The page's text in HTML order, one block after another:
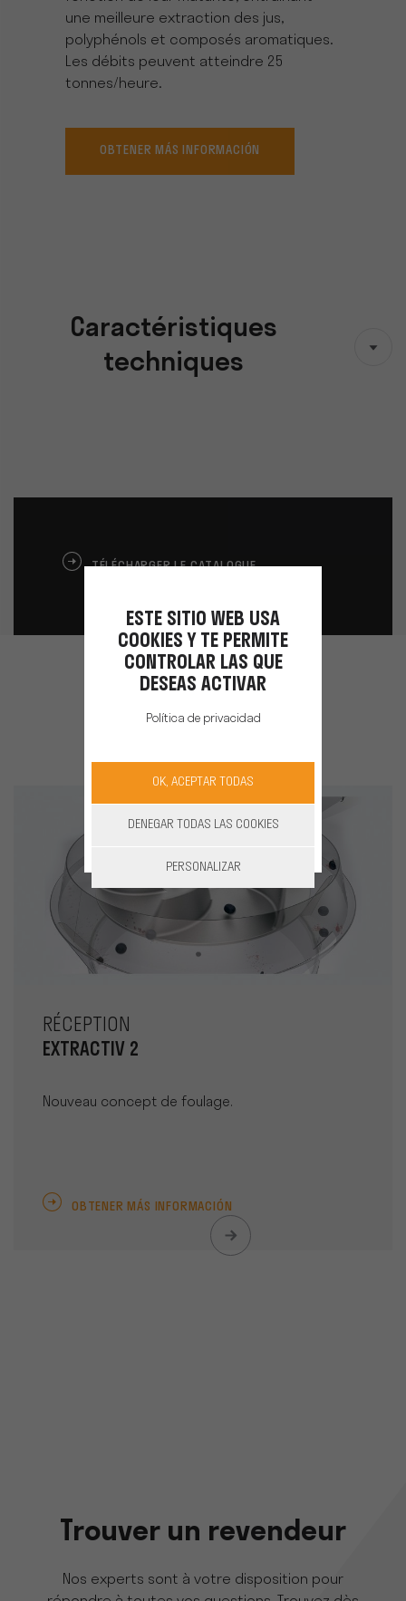
une meilleure extraction des jus,
polyphénols et composés aromatiques.
Les débits peuvent atteindre 25
tonnes/heure.
OBTENER MÁS INFORMACIÓN
Caractéristiques
techniques
TÉLÉCHARGER LE CATALOGUE
Découvrez aussi
RÉCEPTION
EXTRACTIV 2
Nouveau concept de foulage.
OBTENER MÁS INFORMACIÓN
Trouver un revendeur
Nos experts sont à votre disposition pour
ESTE SITIO WEB USA
COOKIES Y TE PERMITE
CONTROLAR LAS QUE
DESEAS ACTIVAR
Política de privacidad
OK, ACEPTAR TODAS
DENEGAR TODAS LAS COOKIES
PERSONALIZAR